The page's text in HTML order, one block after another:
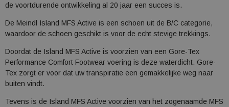
de voortdurende ontwikkeling al 20 jaar een succes is.
De Meindl Island MFS Active is een schoen uit de B/C categorie,
waardoor de schoen geschikt is voor de echt stevige trekkings.
Doordat de Island MFS Active is voorzien van een Gore-Tex
Performance Comfort Footwear voering is deze waterdicht. Gore-
Tex zorgt er voor dat uw transpiratie een gemakkelijke weg naar
buiten vindt.
Tevens is de Island MFS Active voorzien van het zogenaamde MFS